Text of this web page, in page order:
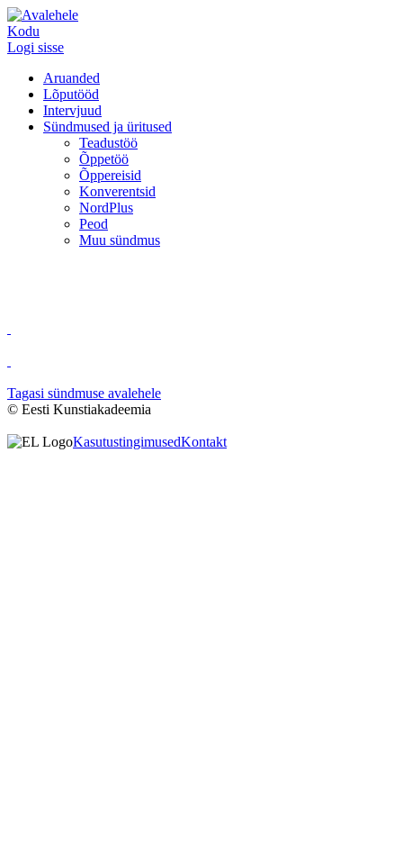
Kodu
Logi sisse
Aruanded
Lõputööd
Intervjuud
Sündmused ja üritused
Teadustöö
Õppetöö
Õppereisid
Konverentsid
NordPlus
Peod
Muu sündmus
Tagasi sündmuse avalehele
© Eesti Kunstiakadeemia
KasutustingimusedKontakt